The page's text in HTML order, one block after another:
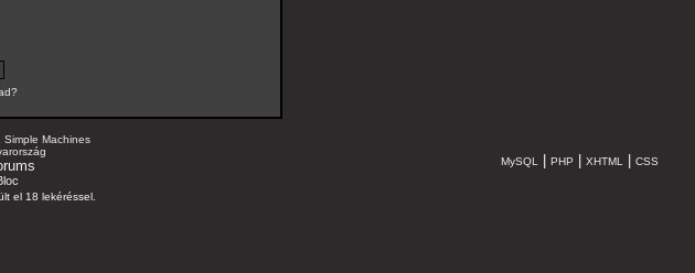
Machines
MySQL PHP XHTML CSS
el 18 lekéréssel.